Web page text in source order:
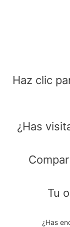
Haz clic
¿Has
Tu
¿Has